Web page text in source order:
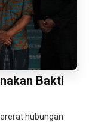
Bakti
hubungan